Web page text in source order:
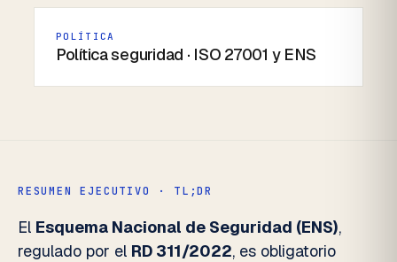
POLÍTICA
Política seguridad · ISO 27001 y ENS
RESUMEN EJECUTIVO · TL;DR
El Esquema Nacional de Seguridad (ENS),
regulado por el RD 311/2022, es obligatorio